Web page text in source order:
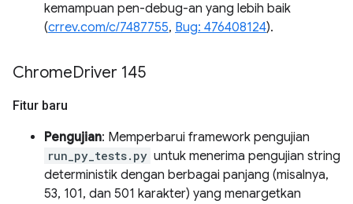
kemampuan pen-debug-an yang lebih baik
(crrev.com/c/7487755, Bug: 476408124).
ChromeDriver 145
Fitur baru
Pengujian: Memperbarui framework pengujian
run_py_tests.py untuk menerima pengujian string
deterministik dengan berbagai panjang (misalnya,
53, 101, dan 501 karakter) yang menargetkan